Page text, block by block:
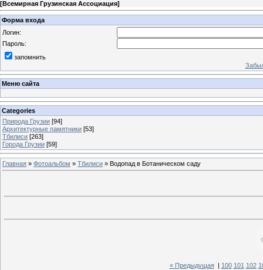
[Всемирная Грузинская Ассоциация]
Форма входа
Логин:
Пароль:
запомнить
Меню сайта
Categories
Природа Грузии [94]
Архитектурные памятники [53]
Тбилиси [263]
Города Грузии [59]
Главная » Фотоальбом » Тбилиси » Водопад в Ботаническом саду
« Предыдущая| 100 101 102